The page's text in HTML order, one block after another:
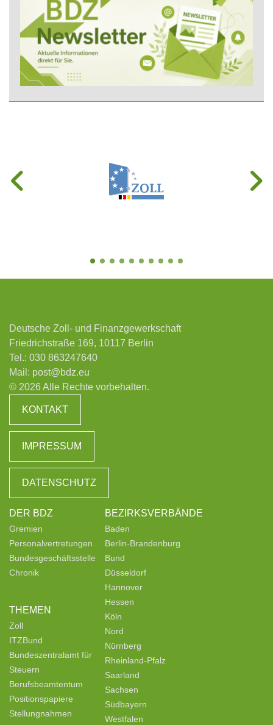
Deutsche Zoll- und Finanzgewerkschaft
Friedrichstraße 169, 10117 Berlin
Tel.: 030 863247640
Mail: post@bdz.eu
© 2026 Alle Rechte vorbehalten.
KONTAKT
IMPRESSUM
DATENSCHUTZ
DER BDZ
Gremien
Personalvertretungen
Bundesgeschäftsstelle
Chronik
THEMEN
Zoll
ITZBund
Bundeszentralamt für
Steuern
Berufsbeamtentum
Positionspapiere
Stellungnahmen
BEZIRKSVERBÄNDE
Baden
Berlin-Brandenburg
Bund
Düsseldorf
Hannover
Hessen
Köln
Nord
Nürnberg
Rheinland-Pfalz
Saarland
Sachsen
Südbayern
Westfalen